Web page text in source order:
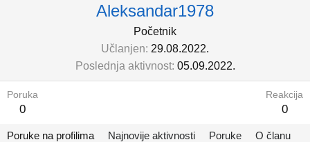
Aleksandar1978
Početnik
Učlanjen 29.08.2022.
Poslednja aktivnost 05.09.2022.
Poruka
0
Reakcija
0
Poruke na profilima Najnovije aktivnosti Poruke O članu